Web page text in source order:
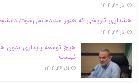
آذر ۲۷, ۱۴۰۴
هشداری تاریخی که هنوز شنیده نمی‌شود/
آذر ۲۶, ۱۴۰۴
هیچ توسعه پایداری بدون
نیست
آذر ۲۶, ۱۴۰۴